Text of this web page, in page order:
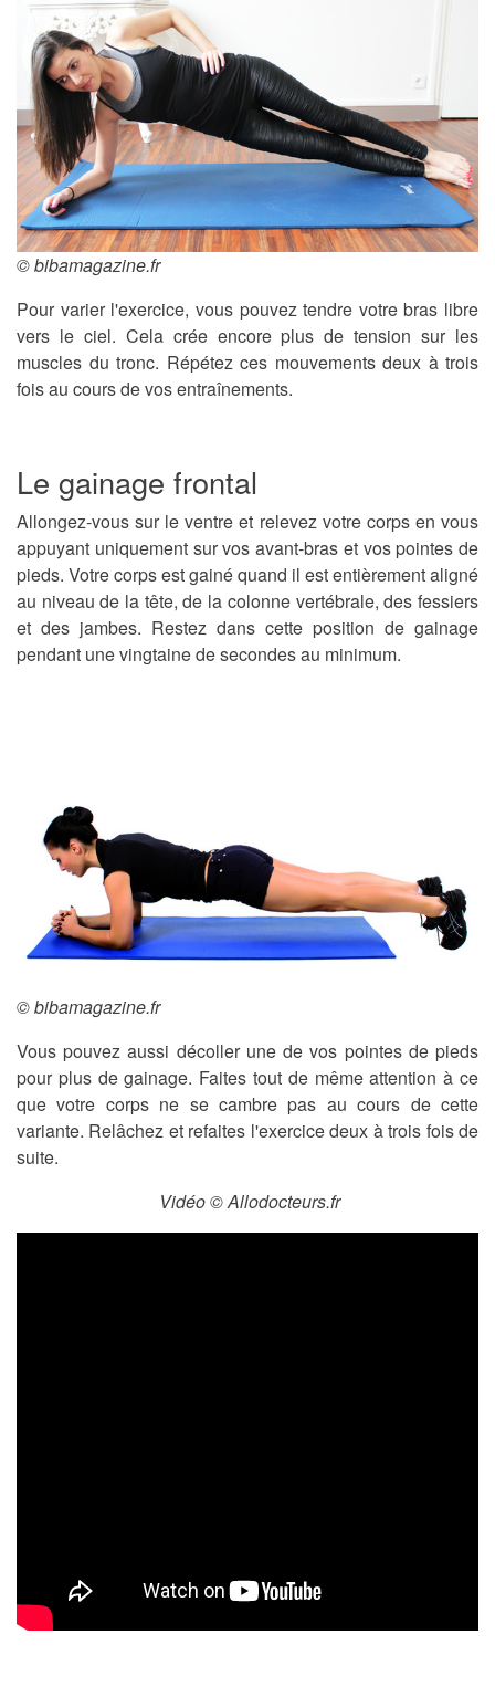
© bibamagazine.fr
Pour varier l'exercice, vous pouvez tendre votre bras libre
vers le ciel. Cela crée encore plus de tension sur les
muscles du tronc. Répétez ces mouvements deux à trois
fois au cours de vos entraînements.
Le gainage frontal
Allongez-vous sur le ventre et relevez votre corps en vous
appuyant uniquement sur vos avant-bras et vos pointes de
pieds. Votre corps est gainé quand il est entièrement aligné
au niveau de la tête, de la colonne vertébrale, des fessiers
et des jambes. Restez dans cette position de gainage
pendant une vingtaine de secondes au minimum.
© bibamagazine.fr
Vous pouvez aussi décoller une de vos pointes de pieds
pour plus de gainage. Faites tout de même attention à ce
que votre corps ne se cambre pas au cours de cette
variante. Relâchez et refaites l'exercice deux à trois fois de
suite.
Vidéo © Allodocteurs.fr